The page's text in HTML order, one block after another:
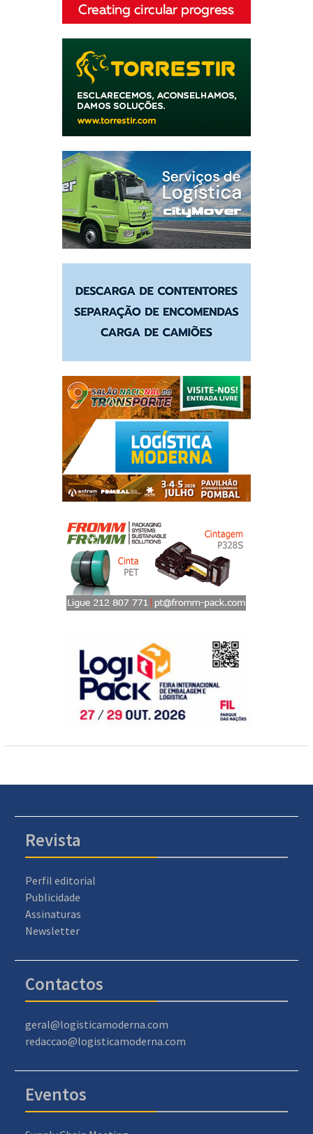
Revista
Perfil editorial
Publicidade
Assinaturas
Newsletter
Contactos
geral@logisticamoderna.com
redaccao@logisticamoderna.com
Eventos